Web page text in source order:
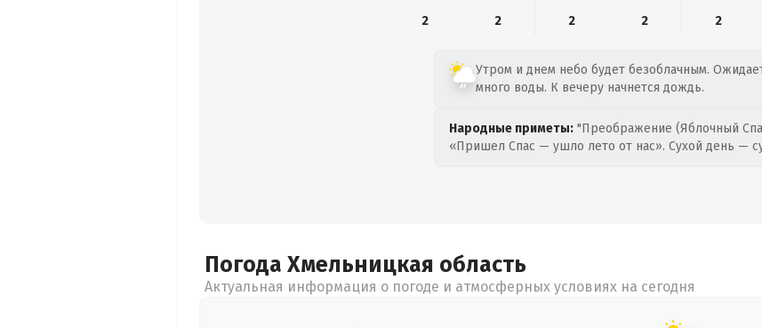
2
2 2 2 2
Утром и днем небо будет безоблачным.
много воды. К вечеру начнется дождь.
Народные приметы: "Преображение (Яблочный
«Пришел Спас — ушло лето от нас». Сухой день —
Погода Хмельницкая область
Актуальная информация о погоде и атмосферных условиях на сегодня